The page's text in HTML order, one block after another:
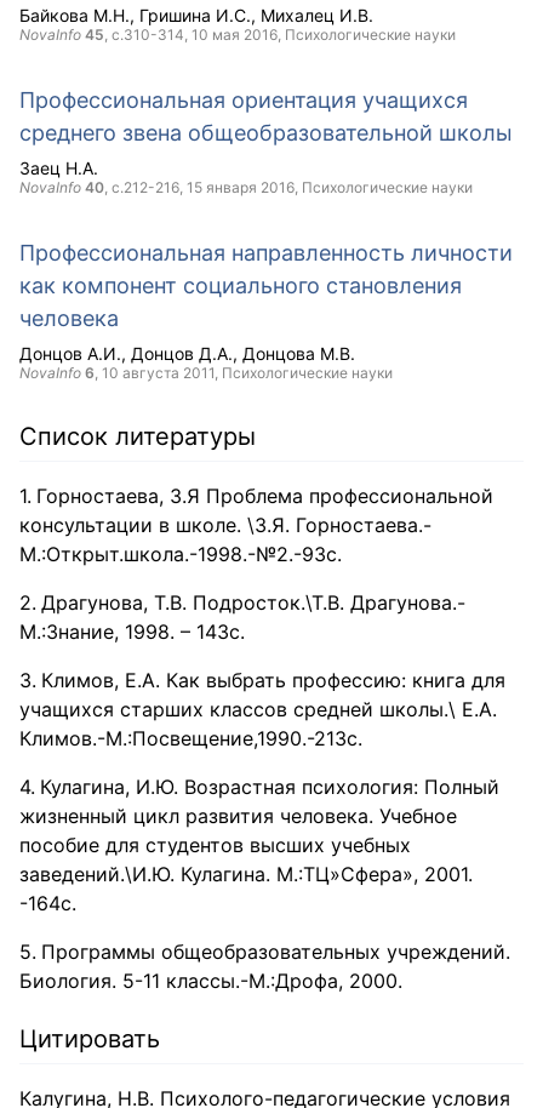
Байкова М.Н. Гришина И.С. Михалец И.В.
NovaInfo 45, с.310-314, 10 мая 2016, Психологические науки
Профессиональная ориентация учащихся
среднего звена общеобразовательной школы
Заец Н.А.
NovaInfo 40, с.212-216, 15 января 2016, Психологические науки
Профессиональная направленность личности
как компонент социального становления
человека
Донцов А.И. Донцов Д.А. Донцова М.В.
NovaInfo 6, 10 августа 2011, Психологические науки
Список литературы
Горностаева, З.Я Проблема профессиональной
консультации в школе. \З.Я. Горностаева.-
М.:Открыт.школа.-1998.-№2.-93с.
Драгунова, Т.В. Подросток.\Т.В. Драгунова.-
М.:Знание, 1998. – 143с.
Климов, Е.А. Как выбрать профессию: книга для
учащихся старших классов средней школы.\ Е.А.
Климов.-М.:Посвещение,1990.-213с.
Кулагина, И.Ю. Возрастная психология: Полный
жизненный цикл развития человека. Учебное
пособие для студентов высших учебных
заведений.\И.Ю. Кулагина. М.:ТЦ»Сфера», 2001.
-164с.
Программы общеобразовательных учреждений.
Биология. 5-11 классы.-М.:Дрофа, 2000.
Цитировать
Калугина, Н.В. Психолого-педагогические условия